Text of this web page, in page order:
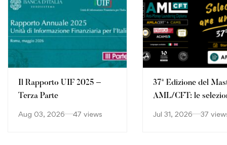
Il Rapporto UIF 2025 –
Terza Parte
Aug 03, 2026 47 views
37ª Edizione del
AML/CFT: le
Jul 31, 2026 37